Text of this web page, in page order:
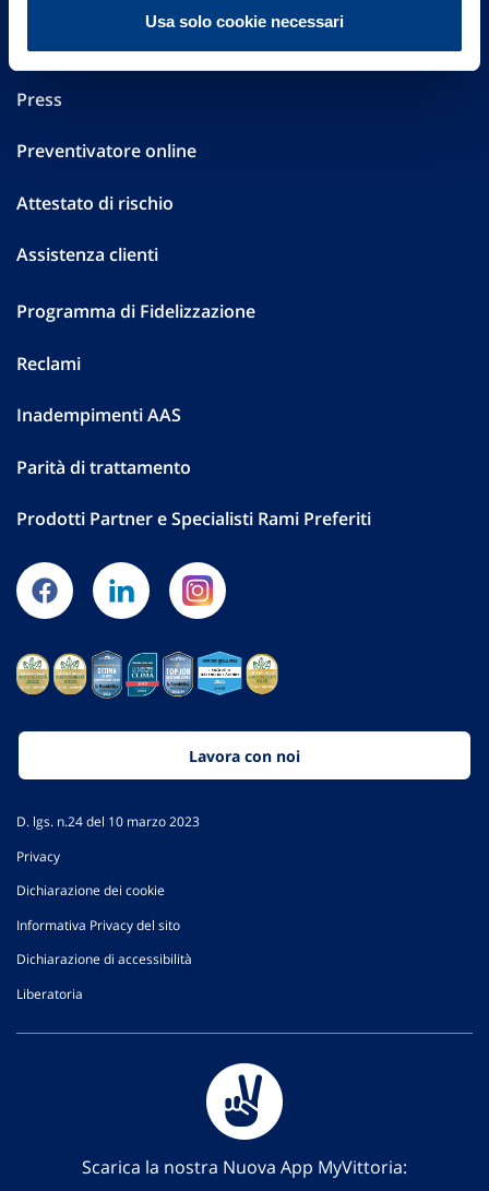
Usa solo cookie necessari
Performances
Press
Preventivatore online
Attestato di rischio
Assistenza clienti
Programma di Fidelizzazione
Reclami
Inadempimenti AAS
Parità di trattamento
Prodotti Partner e Specialisti Rami Preferiti
Lavora con noi
D. lgs. n.24 del 10 marzo 2023
Privacy
Dichiarazione dei cookie
Informativa Privacy del sito
Dichiarazione di accessibilità
Liberatoria
Scarica la nostra Nuova App MyVittoria: